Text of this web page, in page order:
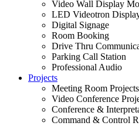
Video Wall Display
LED Videotron
Digital Signage
Room Booking
Drive Thru
Parking Call Station
Professional Audio
Projects
Meeting Room Projects
Video Conference
Conference &
Command & Control